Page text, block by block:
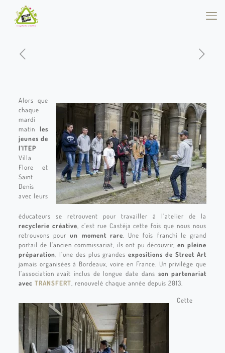
Alors que
chaque
mardi
matinles
jeunes de
l’ITEP
Villa
Flore et
Saint
Denis
avec leurs
éducateurs se retrouvent pour travailler à l’atelier de la
recyclerie créative , c’est rue Castéja cette fois que nous nous
retrouvons pourun moment rare . Une fois franchi le grand
portail de l’ancien commissariat, ils ont pu découvrir,en pleine
préparation , l’une des plus grandesexpositions de Street Art
jamais organisées à Bordeaux, voire en France. Un privilège que
l’association avait inclus de longue date dans son partenariat
avec TRANSFERT , renouvelé chaque année depuis 2013.
Cette